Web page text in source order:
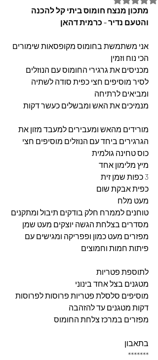
מתכון מנצח חומוס ביתי קל להכנה
והטעם נדיר - כרמית דהאן
אני משתמשת בחומוס מקופסאות שימורים
הכי נוח וזמין
מכניסים את גרגירי החומוס עם הנוזלים
לסיר מוסיפים חצי כפית סודה לשתיה
ומביאים לרתיחה
מנמיכים את האש ומבשלים כעשר דקות
מורידים מהאש ומעבירים למעבד מזון את
הגרגירים ביחד עם הנוזלים מוסיפים חצי
כוס טחינה גולמית
מיץ מלימון אחד
3 כפות שמן זית
כפית אבקת שום
מעט מלח
טוחנים לממרח חלק בודקים תיבול ומתקנים
מסדרים בצלחת הגשה יוצקים מעט שמן
מפזרים מעט כמון ופפריקה ומגישים עם
פיתות חמות וחמוצים
לתוספת פטריות
מטגנים בצל אחד בינוני
מוסיפים סלסלת פטריות פרוסות לפרוסות
דקות מטגנים עד להזהבה
מפזרים במרכז צלחת החומוס
בתאבון
*******